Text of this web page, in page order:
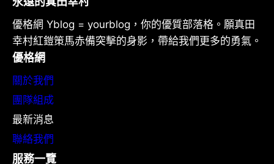
優格網 Yblog = yourblog，你的優質部落格。願真田
幸村紅鎧策馬赤備突擊的身影，帶給我們更多的勇氣。
優格網
關於我們
團隊組成
最新消息
聯絡我們
服務一覽